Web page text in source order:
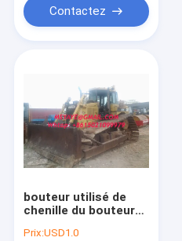
Contactez
bouteur utilisé de
chenille du bouteur
Prix:USD1.0